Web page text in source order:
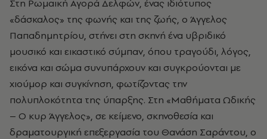
Στη Ρωμαική Αγορά Δελφών, ένας ιδιότυπος
«δάσκαλος» της φωνής και της ζωής, ο Άγγελος
Παπαδημητρίου, στήνει στη σκηνή ένα υβριδικό
μουσικό και εικαστικό σύμπαν, όπου τραγούδι, λόγος,
εικόνα και σώμα συνυπάρχουν και συγκρούονται με
χιούμορ και συγκίνηση, φωτίζοντας την
πολυπλοκότητα της ύπαρξης. Στη «Μαθήματα Ωδικής
– Ο κυρ Άγγελος», σε κείμενο, σκηνοθεσία και
δραματουργική επεξεργασία του Θανάση Σαράντου, ο